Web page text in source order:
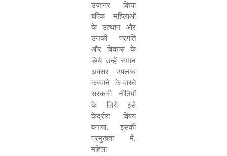
उजागर किया
बल्कि महिलाओं
के उत्थान और
उनकी प्रगति
और विकास के
लिये उन्हें समान
अवसर उपलब्ध
करवाने के वास्ते
सरकारी नीतियों
के लिये इसे
केंद्रीय विषय
बनाया. इसकी
प्रमुखता में,
महिला